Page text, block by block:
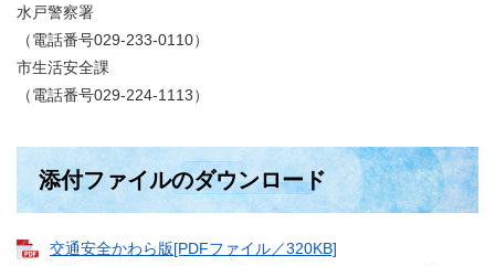
水戸警察署
（電話番号029-233-0110）
市生活安全課
（電話番号029-224-1113）
添付ファイルのダウンロード
交通安全かわら版[PDFファイル／320KB]